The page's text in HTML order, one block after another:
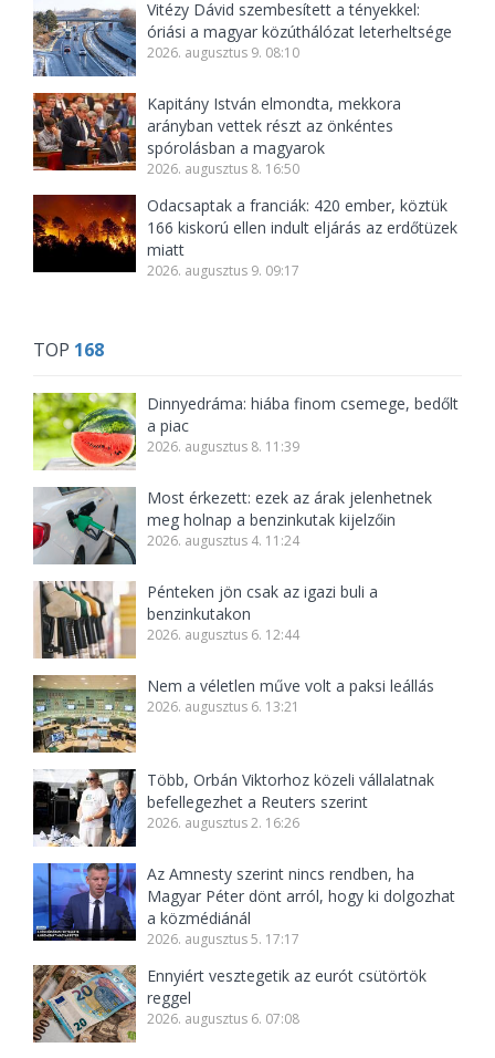
Vitézy Dávid szembesített a tényekkel:
óriási a magyar közúthálózat leterheltsége
2026. augusztus 9. 08:10
Kapitány István elmondta, mekkora
arányban vettek részt az önkéntes
spórolásban a magyarok
2026. augusztus 8. 16:50
Odacsaptak a franciák: 420 ember, köztük
166 kiskorú ellen indult eljárás az erdőtüzek
miatt
2026. augusztus 9. 09:17
TOP 168
Dinnyedráma: hiába finom csemege, bedőlt
a piac
2026. augusztus 8. 11:39
Most érkezett: ezek az árak jelenhetnek
meg holnap a benzinkutak kijelzőin
2026. augusztus 4. 11:24
Pénteken jön csak az igazi buli a
benzinkutakon
2026. augusztus 6. 12:44
Nem a véletlen műve volt a paksi leállás
2026. augusztus 6. 13:21
Több, Orbán Viktorhoz közeli vállalatnak
befellegezhet a Reuters szerint
2026. augusztus 2. 16:26
Az Amnesty szerint nincs rendben, ha
Magyar Péter dönt arról, hogy ki dolgozhat
a közmédiánál
2026. augusztus 5. 17:17
Ennyiért vesztegetik az eurót csütörtök
reggel
2026. augusztus 6. 07:08